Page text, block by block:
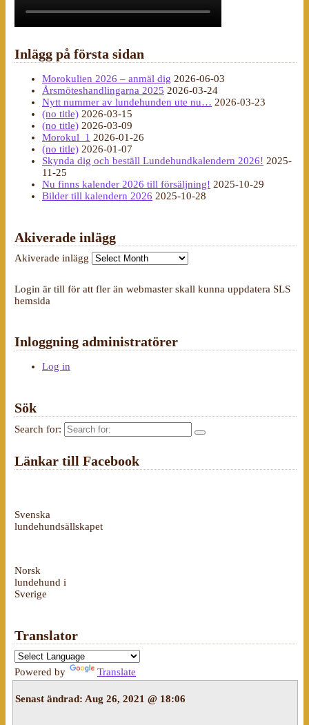
Inlägg på första sidan
Morokulien 2026 – anmäl dig 2026-06-03
Årsmöteshandlingarna 2025 2026-03-24
Nytt nummer av lundehunden ute nu… 2026-03-23
(no title) 2026-03-15
(no title) 2026-03-09
Morokul_1 2026-01-26
(no title) 2026-01-07
Skynda dig och beställ Lundehundkalendern 2026! 2025-
11-25
Nu finns kalender 2026 till försäljning! 2025-10-29
Bilder till kalendern 2026 2025-10-28
Akiverade inlägg
Akiverade inlägg
Login är till för att fler än webmaster skall kunna uppdatera SLS
hemsida
Inloggning administratörer
Log in
Sök
Search for:
Länkar till Facebook
Svenska
lundehundsällskapet
Norsk
lundehund i
Sverige
Translator
Powered by Translate
Senast ändrad: Aug 26, 2021 @ 18:06